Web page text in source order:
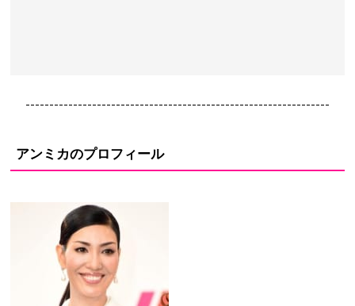
----------------------------------------------------------------
アンミカのプロフィール